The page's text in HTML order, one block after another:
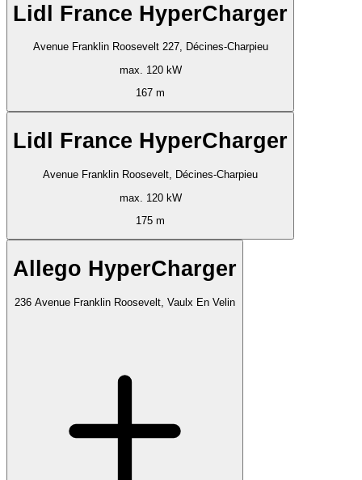
Lidl France HyperCharger
Avenue Franklin Roosevelt 227, Décines-Charpieu
max. 120 kW
167 m
Lidl France HyperCharger
Avenue Franklin Roosevelt, Décines-Charpieu
max. 120 kW
175 m
Allego HyperCharger
236 Avenue Franklin Roosevelt, Vaulx En Velin